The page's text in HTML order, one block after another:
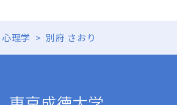
理学 > 別府 さおり